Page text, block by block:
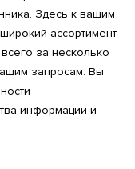
Здесь к вашим
ассортимент
за несколько
запросам. Вы
информации и